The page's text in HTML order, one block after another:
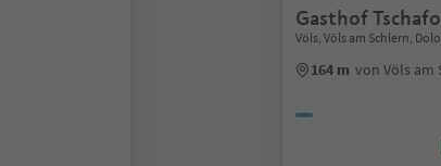
Gasthof
Völs, Völs am Schlern,
164 m von Völs am